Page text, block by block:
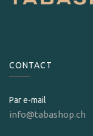
CONTACT
Par e-mail
info@tabashop.ch